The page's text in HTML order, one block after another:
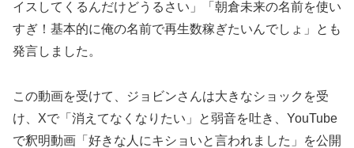
イスしてくるんだけどうるさい」「朝倉未来の名前を使い
すぎ！基本的に俺の名前で再生数稼ぎたいんでしょ」とも
発言しました。
この動画を受けて、ジョビンさんは大きなショックを受
け、Xで「消えてなくなりたい」と弱音を吐き、YouTube
で釈明動画「好きな人にキショいと言われました」を公開